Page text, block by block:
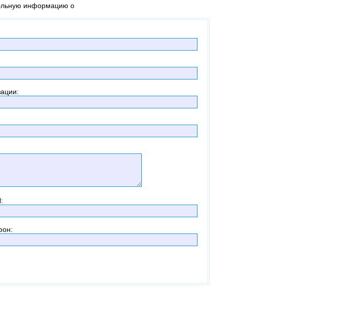
информацию о
:
: